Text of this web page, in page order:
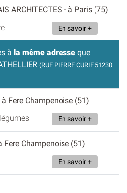
ARCHITECTES - à Paris (75)
En savoir +
à la même adresse que
(RUE PIERRE CURIE 51230
à Fere Champenoise (51)
En savoir +
Fere Champenoise (51)
En savoir +